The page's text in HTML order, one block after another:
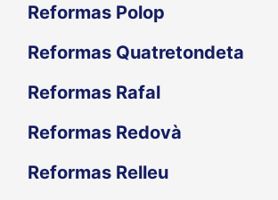
Reformas Polop
Reformas Quatretondeta
Reformas Rafal
Reformas Redovà
Reformas Relleu